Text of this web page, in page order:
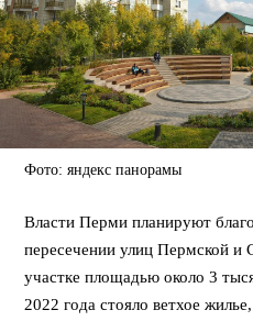
Фото: яндекс панорамы
Власти Перми планируют
пересечении улиц Пермской и
участке площадью около 3
2022 года стояло ветхое